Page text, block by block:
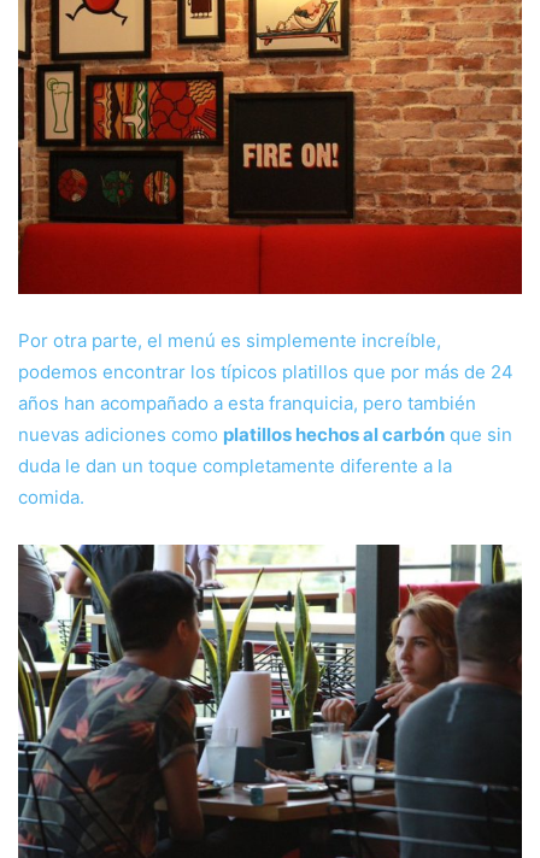
Por otra parte, el menú es simplemente increíble,
podemos encontrar los típicos platillos que por más de 24
años han acompañado a esta franquicia, pero también
nuevas adiciones como platillos hechos al carbón que sin
duda le dan un toque completamente diferente a la
comida.